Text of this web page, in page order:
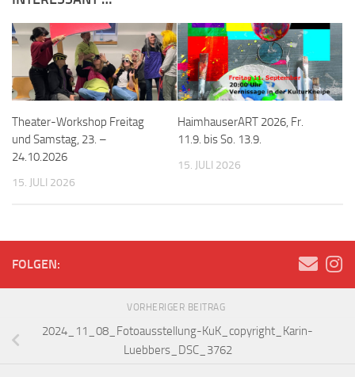
Theater-Workshop Freitag
und Samstag, 23. –
24.10.2026
15. JULI 2026
HaimhauserART 2026, Fr.
11.9. bis So. 13.9.
15. JULI 2026
FOLGEN:
VORHERIGER BEITRAG
2024_11_08_Fotoausstellung-KuK_copyright_Karin-
Luebbers_DSC_3762